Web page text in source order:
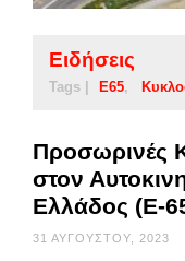
Ειδήσεις
Tags | Ε65
Προσωρινές
στον
Ελλάδος (E-
31 ΑΥΓΟΎΣΤΟΥ, 2023